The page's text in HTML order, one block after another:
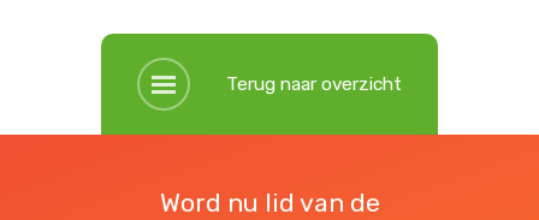
Terug naar overzicht
Word nu lid van de